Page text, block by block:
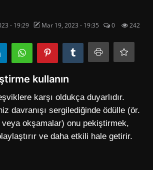
- 19:29 Mar 19, 2023 - 19:35 0 242
kullanın
karşı oldukça duyarlıdır.
davranışı sergilediğinde ödülle (ör.
okşamalar) onu pekiştirmek,
ve daha etkili hale getirir.